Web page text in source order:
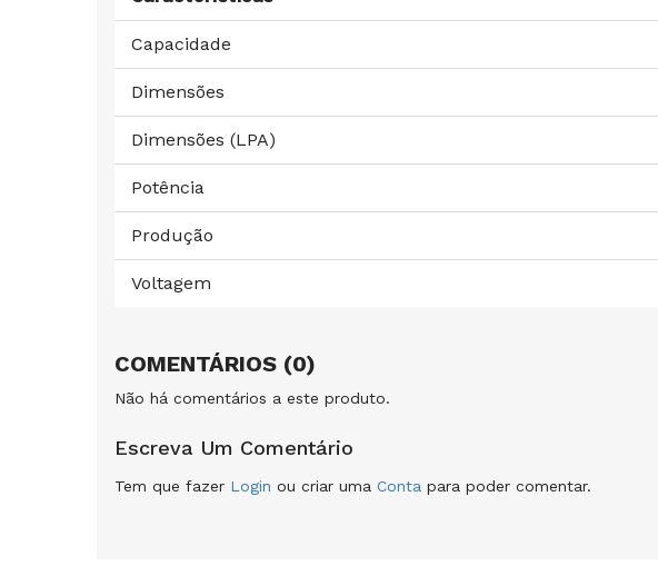
Capacidade
Dimensões
Dimensões (LPA)
Potência
Produção
Voltagem
COMENTÁRIOS (0)
Não há comentários a este produto.
Escreva Um Comentário
Tem que fazer Login ou criar uma Conta para poder comentar.